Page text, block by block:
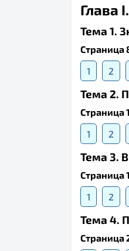
Глава
Тема 1.
Страница
1
2
Тема 2.
Страница
1
2
Тема 3.
Страница
1
2
Тема 4.
Страница